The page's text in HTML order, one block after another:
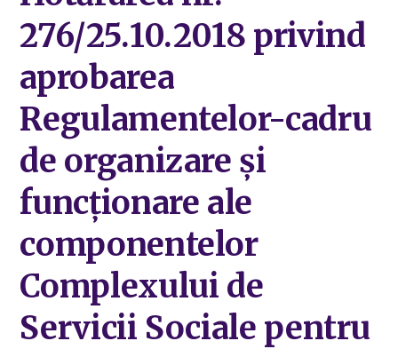
276/25.10.2018 privind
aprobarea
Regulamentelor-cadru
de organizare și
funcționare ale
componentelor
Complexului de
Servicii Sociale pentru